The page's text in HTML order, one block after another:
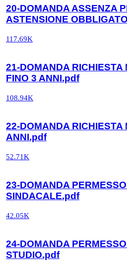
20-DOMANDA ASSENZA
ASTENSIONE
117.69K
21-DOMANDA
FINO 3 ANNI.pdf
108.94K
22-DOMANDA
ANNI.pdf
52.71K
23-DOMANDA
SINDACALE.pdf
42.05K
24-DOMANDA
STUDIO.pdf